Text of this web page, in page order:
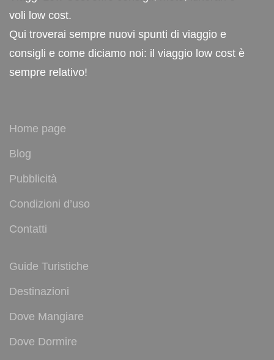
voli low cost.
Qui troverai sempre nuovi spunti di viaggio e
consigli e come diciamo noi: il viaggio low cost è
sempre relativo!
Home page
Blog
Pubblicità
Condizioni d’uso
Contatti
Guide Turistiche
Destinazioni
Dove Mangiare
Dove Dormire